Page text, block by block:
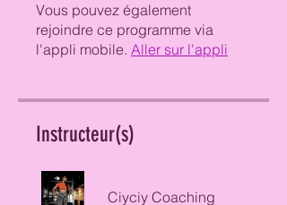
Vous pouvez également
rejoindre ce programme via
l'appli mobile. Aller sur l'appli
Instructeur(s)
Ciyciy Coaching